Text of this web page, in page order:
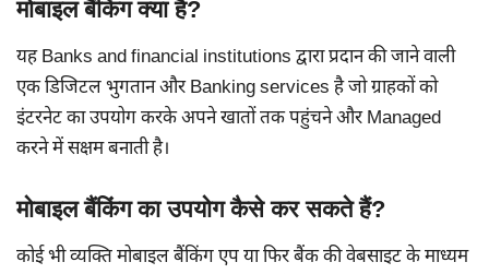
मोबाइल बैंकिंग क्या है?
यह Banks and financial institutions द्वारा प्रदान की जाने वाली
एक डिजिटल भुगतान और Banking services है जो ग्राहकों को
इंटरनेट का उपयोग करके अपने खातों तक पहुंचने और Managed
करने में सक्षम बनाती है।
मोबाइल बैंकिंग का उपयोग कैसे कर सकते हैं?
कोई भी व्यक्ति मोबाइल बैंकिंग एप या फिर बैंक की वेबसाइट के माध्यम